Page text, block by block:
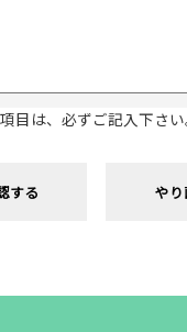
目は、必ずご記入下さい
する や